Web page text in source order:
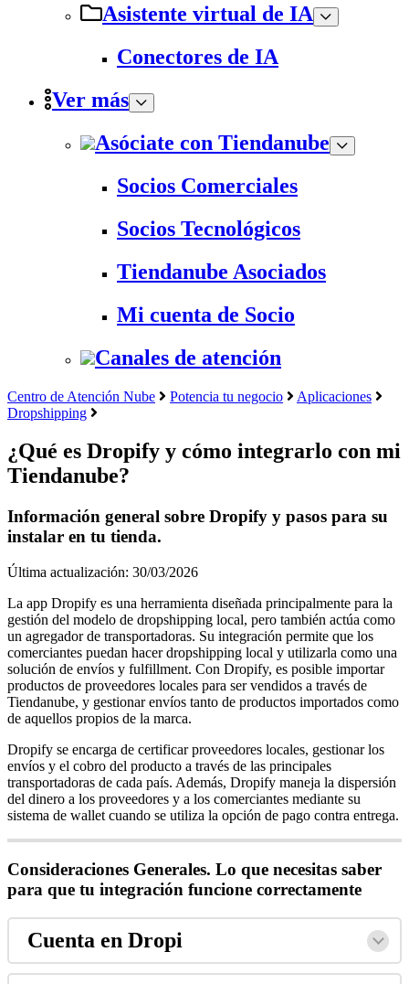
Asistente virtual de IA
Conectores de IA
Ver más
Asóciate con Tiendanube
Socios Comerciales
Socios Tecnológicos
Tiendanube Asociados
Mi cuenta de Socio
Canales de atención
Centro de Atención Nube Potencia tu negocio
Aplicaciones
Dropshipping
¿Qué es Dropify y cómo integrarlo con mi
Tiendanube?
Información general sobre Dropify y pasos para su
instalar en tu tienda.
Última actualización: 30/03/2026
La app Dropify es una herramienta diseñada principalmente para la
gestión del modelo de dropshipping local, pero también actúa como
un agregador de transportadoras. Su integración permite que los
comerciantes puedan hacer dropshipping local y utilizarla como una
solución de envíos y fulfillment. Con Dropify, es posible importar
productos de proveedores locales para ser vendidos a través de
Tiendanube, y gestionar envíos tanto de productos importados como
de aquellos propios de la marca.
Dropify se encarga de certificar proveedores locales, gestionar los
envíos y el cobro del producto a través de las principales
transportadoras de cada país. Además, Dropify maneja la dispersión
del dinero a los proveedores y a los comerciantes mediante su
sistema de wallet cuando se utiliza la opción de pago contra entrega.
Consideraciones Generales. Lo que necesitas saber
para que tu integración funcione correctamente
Cuenta en Dropi